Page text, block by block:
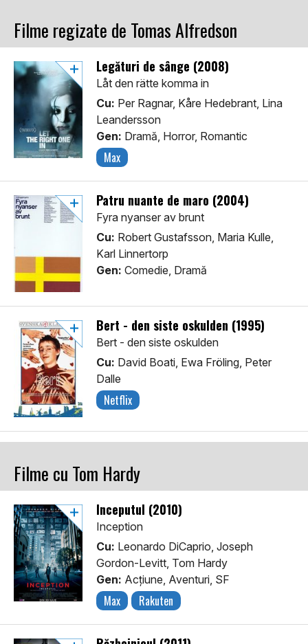
Filme regizate de Tomas Alfredson
Legături de sânge (2008)
Låt den rätte komma in
Cu: Per Ragnar, Kåre Hedebrant, Lina
Leandersson
Gen: Dramă, Horror, Romantic
Max
Patru nuante de maro (2004)
Fyra nyanser av brunt
Cu: Robert Gustafsson, Maria Kulle,
Karl Linnertorp
Gen: Comedie, Dramă
Bert - den siste oskulden (1995)
Bert - den siste oskulden
Cu: David Boati, Ewa Fröling, Peter
Dalle
Netflix
Filme cu Tom Hardy
Începutul (2010)
Inception
Cu: Leonardo DiCaprio, Joseph
Gordon-Levitt, Tom Hardy
Gen: Acţiune, Aventuri, SF
Max Rakuten